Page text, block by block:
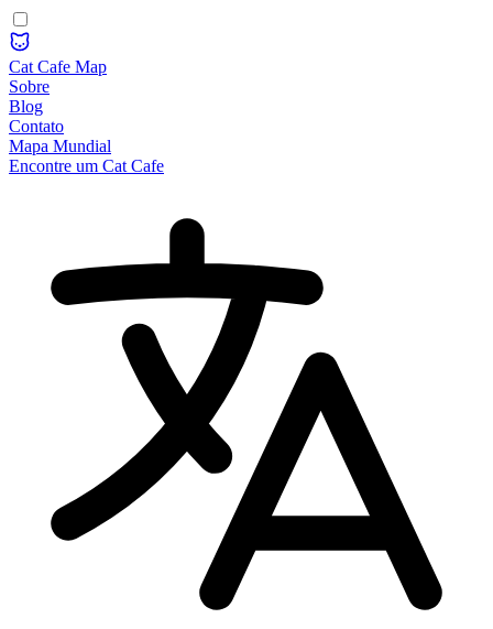
Cat Cafe Map
Sobre
Blog
Contato
Mapa Mundial
Encontre um Cat Cafe